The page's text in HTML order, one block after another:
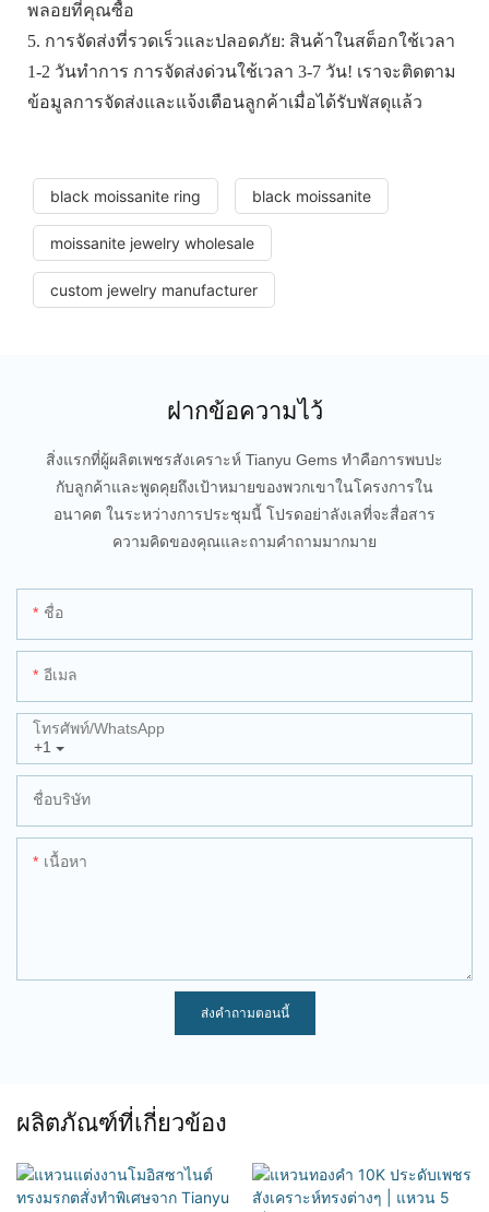
พลอยที่คุณซื้อ
5. การจัดส่งที่รวดเร็วและปลอดภัย: สินค้าในสต็อกใช้เวลา
1-2 วันทำการ การจัดส่งด่วนใช้เวลา 3-7 วัน! เราจะติดตาม
ข้อมูลการจัดส่งและแจ้งเตือนลูกค้าเมื่อได้รับพัสดุแล้ว
black moissanite ring black moissanite
moissanite jewelry wholesale
custom jewelry manufacturer
ฝากข้อความไว้
สิ่งแรกที่ผู้ผลิตเพชรสังเคราะห์ Tianyu Gems ทำคือการพบปะ
กับลูกค้าและพูดคุยถึงเป้าหมายของพวกเขาในโครงการใน
อนาคต ในระหว่างการประชุมนี้ โปรดอย่าลังเลที่จะสื่อสาร
ความคิดของคุณและถามคำถามมากมาย
ชื่อ
อีเมล
+1
โทรศัพท์/WhatsApp
ชื่อบริษัท
เนื้อหา
ส่งคำถามตอนนี้
ผลิตภัณฑ์ที่เกี่ยวข้อง